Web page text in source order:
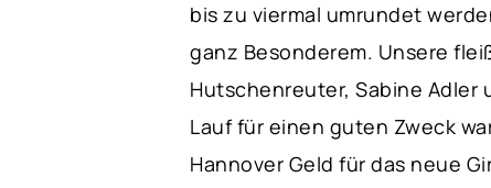
bis zu viermal umrundet
ganz Besonderem. Unsere
Hutschenreuter, Sabine Adler
Lauf für einen guten Zweck
Hannover Geld für das neue